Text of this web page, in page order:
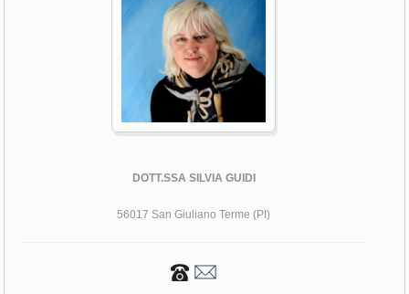
DOTT.SSA SILVIA GUIDI
56017 San Giuliano Terme (PI)